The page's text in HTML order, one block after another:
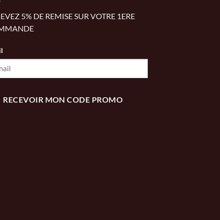
5% DE REMISE SUR VOTRE 1ERE
RECEVOIR MON CODE PROMO